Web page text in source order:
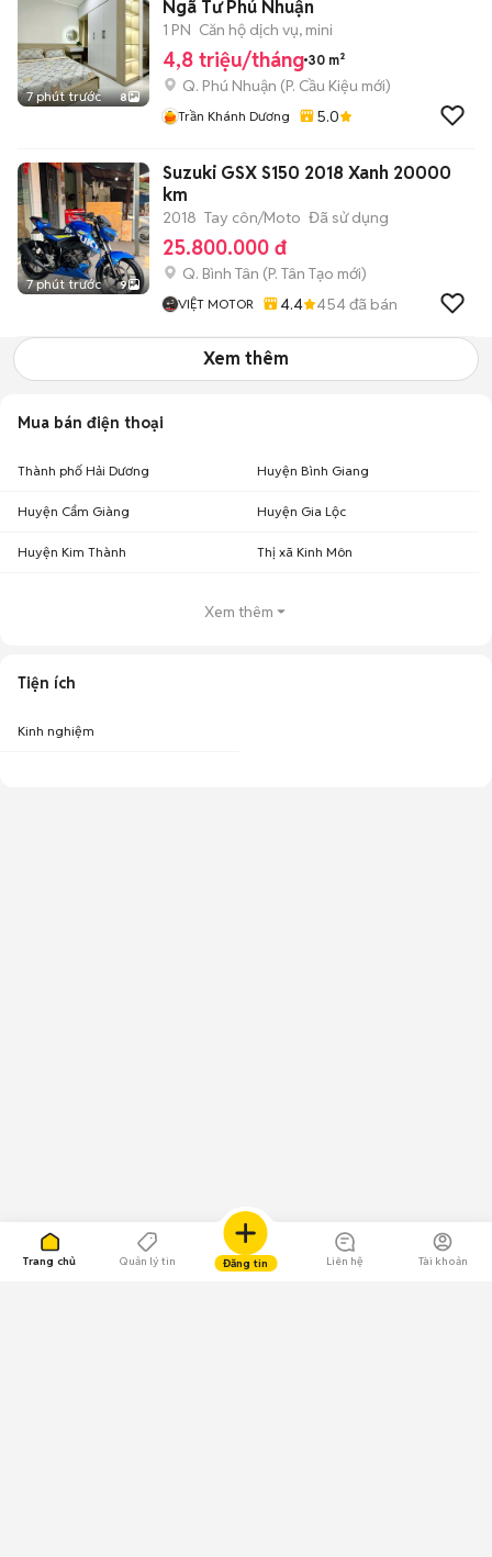
Trang chủ Quản lý tin Đăng tin Liên hệ Tài khoản
7 phút trước 8
Ngã Tư Phú Nhuận
1 PN Căn hộ dịch vụ, mini
4,8 triệu/tháng 30 m²
Q. Phú Nhuận (P. Cầu Kiệu mới)
Trần Khánh Dương 5.0
7 phút trước 9
Suzuki GSX S150 2018 Xanh 20000
km
2018 Tay côn/Moto Đã sử dụng
25.800.000 đ
Q. Bình Tân (P. Tân Tạo mới)
VIỆT MOTOR 4.4 454đã bán
Xem thêm
Mua bán điện thoại
Thành phố Hải Dương Huyện Bình Giang
Huyện Cẩm Giàng Huyện Gia Lộc
Huyện Kim Thành Thị xã Kinh Môn
Xem thêm
Tiện ích
Kinh nghiệm